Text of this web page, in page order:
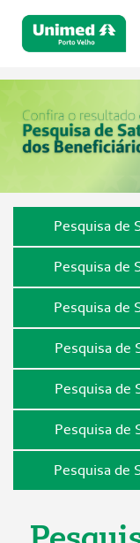
Pesquisa de
Pesquisa de
Pesquisa de
Pesquisa de
Pesquisa de
Pesquisa de
Pesquisa de